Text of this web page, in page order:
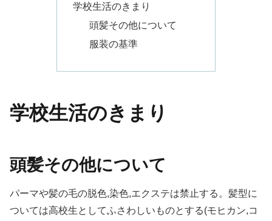
学校生活のきまり
頭髪その他について
服装の基準
学校生活のきまり
頭髪その他について
パーマや髪の毛の脱色,染色,エクステは禁止する。髪型に
ついては高校生としてふさわしいものとする(モヒカン,コ